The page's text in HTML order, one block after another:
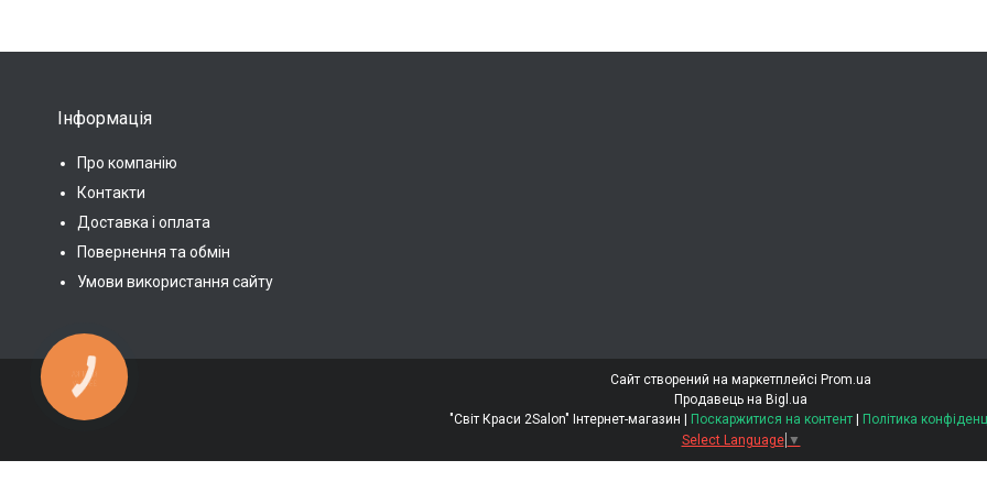
Інформація
Про компанію
Контакти
Доставка і оплата
Повернення та обмін
Умови використання сайту
Сайт створений на маркетплейсі Prom.ua
Продавець на Bigl.ua
Поскаржитися на контент
Політика
Select Language ▼
КНОПКА
ЗВ'ЯЗКУ